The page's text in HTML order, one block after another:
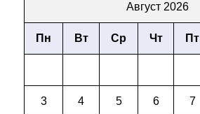
Август 2026
Пн Вт Ср Чт Пт
3 4 5 6 7